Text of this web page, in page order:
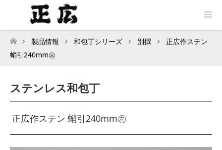
トップページ
製品情報 和包丁シリーズ 別撰
正広作ステン
蛸引240mm㊧
ステンレス和包丁
正広作ステン 蛸引240mm㊧